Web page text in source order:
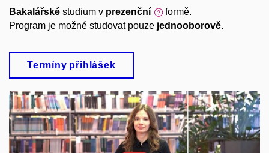
Bakalářské studium v prezenční
formě.
Program je možné studovat pouze jednooborově.
Termíny přihlášek